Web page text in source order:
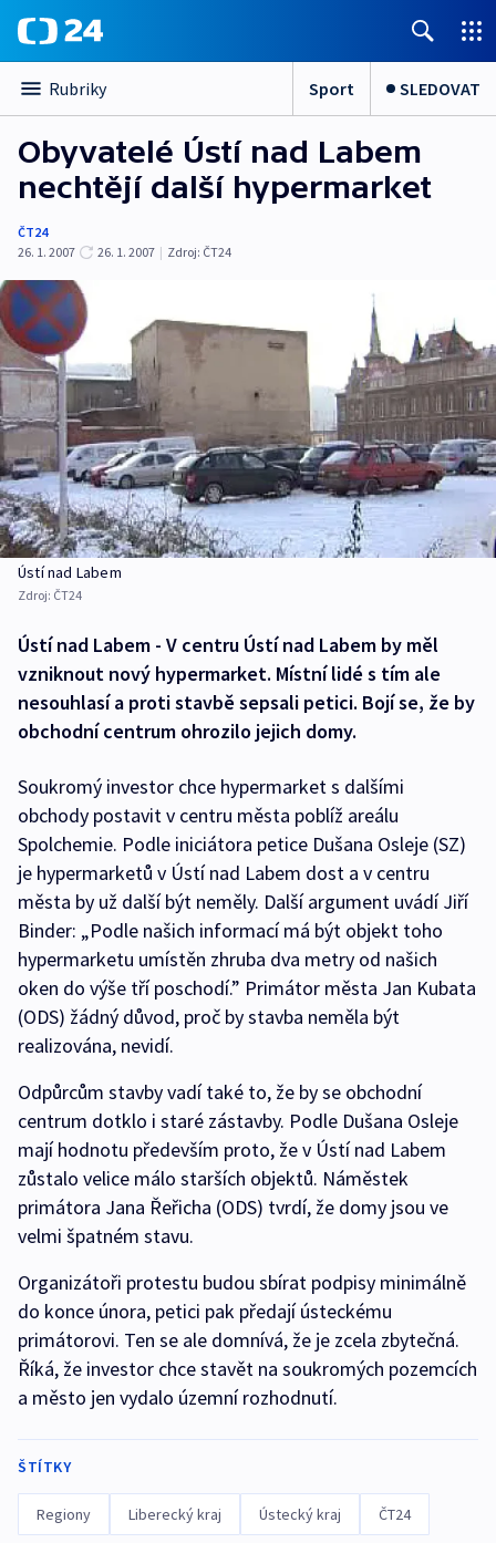
Rubriky Sport SLEDOVAT
Obyvatelé Ústí nad Labem
nechtějí další hypermarket
ČT24
26. 1. 2007
26. 1. 2007 | Zdroj: ČT24
Ústí nad Labem
Zdroj: ČT24
Ústí nad Labem - V centru Ústí nad Labem by měl
vzniknout nový hypermarket. Místní lidé s tím ale
nesouhlasí a proti stavbě sepsali petici. Bojí se, že by
obchodní centrum ohrozilo jejich domy.
Soukromý investor chce hypermarket s dalšími
obchody postavit v centru města poblíž areálu
Spolchemie. Podle iniciátora petice Dušana Osleje (SZ)
je hypermarketů v Ústí nad Labem dost a v centru
města by už další být neměly. Další argument uvádí Jiří
Binder: „Podle našich informací má být objekt toho
hypermarketu umístěn zhruba dva metry od našich
oken do výše tří poschodí.” Primátor města Jan Kubata
(ODS) žádný důvod, proč by stavba neměla být
realizována, nevidí.
Odpůrcům stavby vadí také to, že by se obchodní
centrum dotklo i staré zástavby. Podle Dušana Osleje
mají hodnotu především proto, že v Ústí nad Labem
zůstalo velice málo starších objektů. Náměstek
primátora Jana Řeřicha (ODS) tvrdí, že domy jsou ve
velmi špatném stavu.
Organizátoři protestu budou sbírat podpisy minimálně
do konce února, petici pak předají ústeckému
primátorovi. Ten se ale domnívá, že je zcela zbytečná.
Říká, že investor chce stavět na soukromých pozemcích
a město jen vydalo územní rozhodnutí.
ŠTÍTKY
Regiony Liberecký kraj Ústecký kraj ČT24